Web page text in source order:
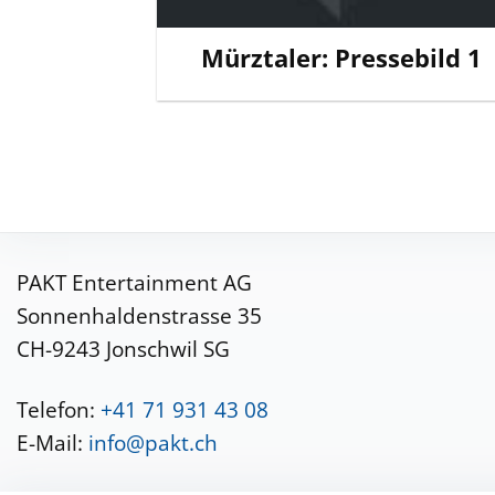
Mürztaler: Pressebild 1
PAKT Entertainment AG
Sonnenhaldenstrasse 35
CH-9243 Jonschwil SG
Telefon: +41 71 931 43 08
E-Mail: info@pakt.ch